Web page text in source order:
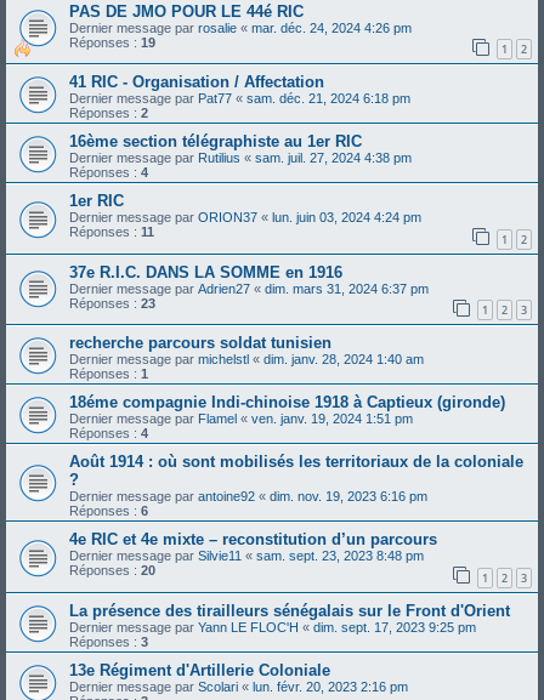
PAS DE JMO POUR LE 44é RIC
Dernier message par rosalie « mar. déc. 24, 2024 4:26 pm
Réponses : 19 1 2
41 RIC - Organisation / Affectation
Dernier message par Pat77 « sam. déc. 21, 2024 6:18 pm
Réponses : 2
16ème section télégraphiste au 1er RIC
Dernier message par Rutilius « sam. juil. 27, 2024 4:38 pm
Réponses : 4
1er RIC
Dernier message par ORION37 « lun. juin 03, 2024 4:24 pm
Réponses : 11 1 2
37e R.I.C. DANS LA SOMME en 1916
Dernier message par Adrien27 « dim. mars 31, 2024 6:37 pm
Réponses : 23 1 2 3
recherche parcours soldat tunisien
Dernier message par michelstl « dim. janv. 28, 2024 1:40 am
Réponses : 1
18éme compagnie Indi-chinoise 1918 à Captieux (gironde)
Dernier message par Flamel « ven. janv. 19, 2024 1:51 pm
Réponses : 4
Août 1914 : où sont mobilisés les territoriaux de la coloniale
?
Dernier message par antoine92 « dim. nov. 19, 2023 6:16 pm
Réponses : 6
4e RIC et 4e mixte – reconstitution d’un parcours
Dernier message par Silvie11 « sam. sept. 23, 2023 8:48 pm
Réponses : 20 1 2 3
La présence des tirailleurs sénégalais sur le Front d'Orient
Dernier message par Yann LE FLOC'H « dim. sept. 17, 2023 9:25 pm
Réponses : 3
13e Régiment d'Artillerie Coloniale
Dernier message par Scolari « lun. févr. 20, 2023 2:16 pm